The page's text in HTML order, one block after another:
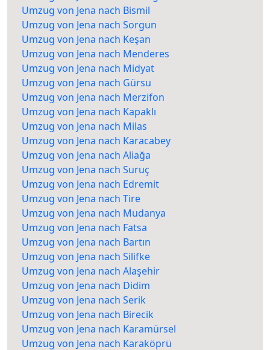
Umzug von Jena nach Bismil
Umzug von Jena nach Sorgun
Umzug von Jena nach Keşan
Umzug von Jena nach Menderes
Umzug von Jena nach Midyat
Umzug von Jena nach Gürsu
Umzug von Jena nach Merzifon
Umzug von Jena nach Kapaklı
Umzug von Jena nach Milas
Umzug von Jena nach Karacabey
Umzug von Jena nach Aliağa
Umzug von Jena nach Suruç
Umzug von Jena nach Edremit
Umzug von Jena nach Tire
Umzug von Jena nach Mudanya
Umzug von Jena nach Fatsa
Umzug von Jena nach Bartın
Umzug von Jena nach Silifke
Umzug von Jena nach Alaşehir
Umzug von Jena nach Didim
Umzug von Jena nach Serik
Umzug von Jena nach Birecik
Umzug von Jena nach Karamürsel
Umzug von Jena nach Karaköprü